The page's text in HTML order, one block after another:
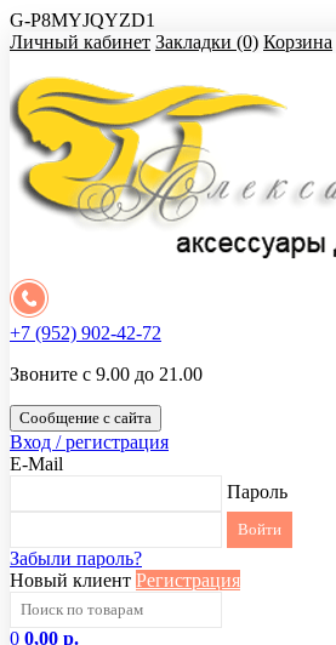
G-P8MYJQYZD1
Личный кабинет Закладки (0) Корзина
+7 (952) 902-42-72
Звоните с 9.00 до 21.00
Сообщение с сайта
Вход / регистрация
E-Mail
Пароль
Забыли пароль?
Новый клиент Регистрация
0 0,00 р.